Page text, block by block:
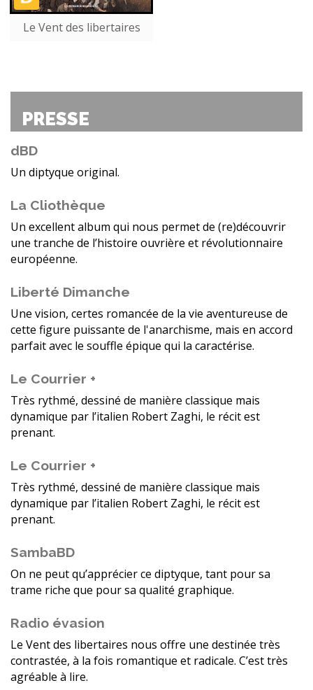
Le Vent des libertaires
PRESSE
dBD
Un diptyque original.
La Cliothèque
Un excellent album qui nous permet de (re)découvrir
une tranche de l’histoire ouvrière et révolutionnaire
européenne.
Liberté Dimanche
Une vision, certes romancée de la vie aventureuse de
cette figure puissante de l'anarchisme, mais en accord
parfait avec le souffle épique qui la caractérise.
Le Courrier +
Très rythmé, dessiné de manière classique mais
dynamique par l’italien Robert Zaghi, le récit est
prenant.
Le Courrier +
Très rythmé, dessiné de manière classique mais
dynamique par l’italien Robert Zaghi, le récit est
prenant.
SambaBD
On ne peut qu’apprécier ce diptyque, tant pour sa
trame riche que pour sa qualité graphique.
Radio évasion
Le Vent des libertaires nous offre une destinée très
contrastée, à la fois romantique et radicale. C’est très
agréable à lire.